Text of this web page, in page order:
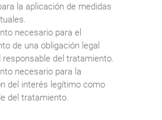
la aplicación de medidas
necesario para el
de una obligación legal
responsable del tratamiento.
necesario para la
del interés legítimo como
del tratamiento.